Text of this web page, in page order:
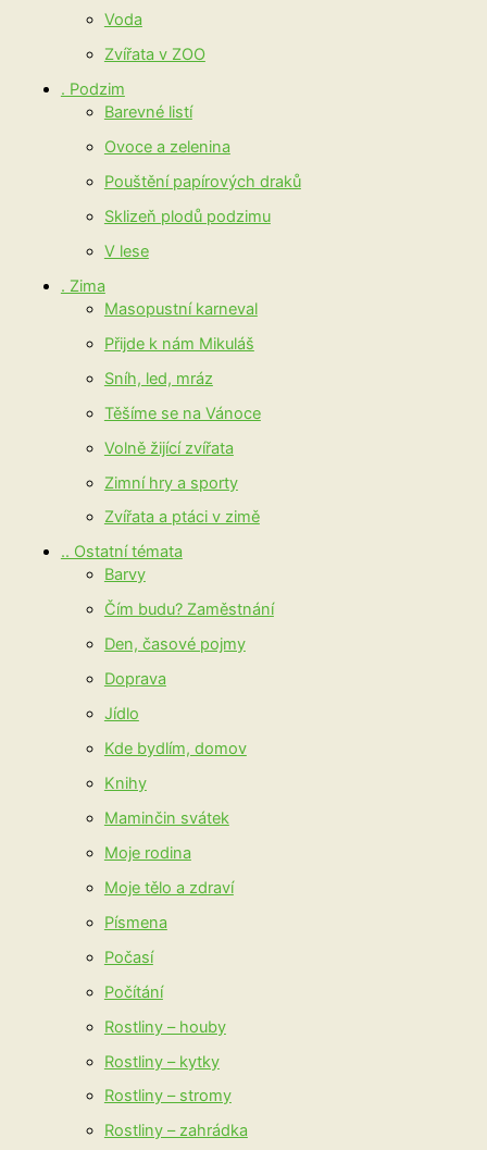
Voda
Zvířata v ZOO
. Podzim
Barevné listí
Ovoce a zelenina
Pouštění papírových draků
Sklizeň plodů podzimu
V lese
. Zima
Masopustní karneval
Přijde k nám Mikuláš
Sníh, led, mráz
Těšíme se na Vánoce
Volně žijící zvířata
Zimní hry a sporty
Zvířata a ptáci v zimě
.. Ostatní témata
Barvy
Čím budu? Zaměstnání
Den, časové pojmy
Doprava
Jídlo
Kde bydlím, domov
Knihy
Maminčin svátek
Moje rodina
Moje tělo a zdraví
Písmena
Počasí
Počítání
Rostliny – houby
Rostliny – kytky
Rostliny – stromy
Rostliny – zahrádka